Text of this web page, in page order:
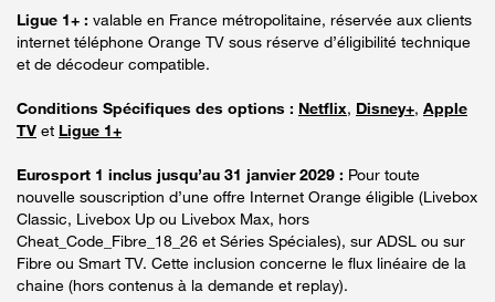
Ligue 1+ : valable en France métropolitaine, réservée aux clients
internet téléphone Orange TV sous réserve d’éligibilité technique
et de décodeur compatible.
Conditions Spécifiques des options : Netflix, Disney+, Apple
TV et Ligue 1+
Eurosport 1 inclus jusqu’au 31 janvier 2029 : Pour toute
nouvelle souscription d’une offre Internet Orange éligible (Livebox
Classic, Livebox Up ou Livebox Max, hors
Cheat_Code_Fibre_18_26 et Séries Spéciales), sur ADSL ou sur
Fibre ou Smart TV. Cette inclusion concerne le flux linéaire de la
chaine (hors contenus à la demande et replay).